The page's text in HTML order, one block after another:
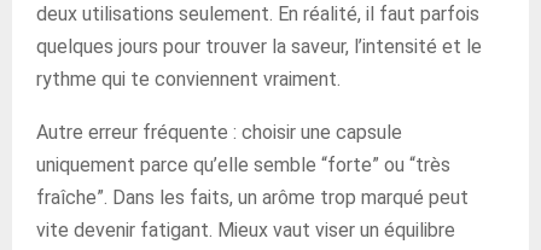
deux utilisations seulement. En réalité, il faut parfois
quelques jours pour trouver la saveur, l’intensité et le
rythme qui te conviennent vraiment.
Autre erreur fréquente : choisir une capsule
uniquement parce qu’elle semble “forte” ou “très
fraîche”. Dans les faits, un arôme trop marqué peut
vite devenir fatigant. Mieux vaut viser un équilibre